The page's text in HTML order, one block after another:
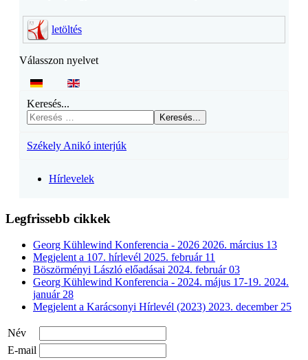
letöltés
Válasszon nyelvet
Keresés...
Keresés...
Székely Anikó interjúk
Hírlevelek
Legfrissebb cikkek
Georg Kühlewind Konferencia - 2026 2026. március 13
Megjelent a 107. hírlevél 2025. február 11
Böszörményi László előadásai 2024. február 03
Georg Kühlewind Konferencia - 2024. május 17-19. 2024.
január 28
Megjelent a Karácsonyi Hírlevél (2023) 2023. december 25
Név
E-mail